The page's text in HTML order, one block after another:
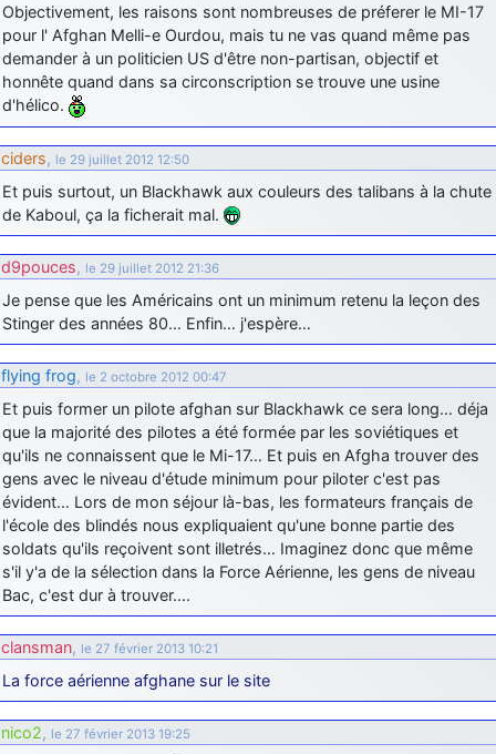
yaellerigolow: bonjour a tous je suis un élève de première
passionnée par l'aviation militaire , pourrais je savoir que faire après
le lycée pour s'orienter et pouvoir devenir officier de l'armée de l'air?
d9pouces
mahmoud: bonsoir, très instructif ce site .mais nous aimerions avoir
les photo des anciens appareils de l'armée de l'air de la haute -volta
d9pouces: Ça me casse quand même bien les pieds, j’avoue
jericho: Pour moi tout est à nouveau OK dirait-on… Merci à toi.
d9pouces: En espérant n’avoir coupé les accessoires de personne
au passage !
d9pouces : j'ai trouvé un palliatif un peu violent, mais ça devrait aller
un peu mieux
d9pouces: cette fois, c'est le Brésil et Singapour qui mettent le site
par terre
jericho : Ah ben je peux te confirmer que j'étais resté dans le filtre…
d9pouces : Désolé ! Mon filtrage a été un peu trop violent
manifestement
tout voir
Objectivement, les raisons sont nombreuses de préferer le MI-17
pour l' Afghan Melli-e Ourdou, mais tu ne vas quand même pas
demander à un politicien US d'être non-partisan, objectif et
honnête quand dans sa circonscription se trouve une usine
d'hélico.
ciders, le 29 juillet 2012 12:50
Et puis surtout, un Blackhawk aux couleurs des talibans à la chute
de Kaboul, ça la ficherait mal.
d9pouces, le 29 juillet 2012 21:36
Je pense que les Américains ont un minimum retenu la leçon des
Stinger des années 80… Enfin… j'espère…
flying frog, le 2 octobre 2012 00:47
Et puis former un pilote afghan sur Blackhawk ce sera long… déja
que la majorité des pilotes a été formée par les soviétiques et
qu'ils ne connaissent que le Mi-17… Et puis en Afgha trouver des
gens avec le niveau d'étude minimum pour piloter c'est pas
évident… Lors de mon séjour là-bas, les formateurs français de
l'école des blindés nous expliquaient qu'une bonne partie des
soldats qu'ils reçoivent sont illetrés… Imaginez donc que même
s'il y'a de la sélection dans la Force Aérienne, les gens de niveau
Bac, c'est dur à trouver….
clansman, le 27 février 2013 10:21
La force aérienne afghane sur le site
nico2, le 27 février 2013 19:25